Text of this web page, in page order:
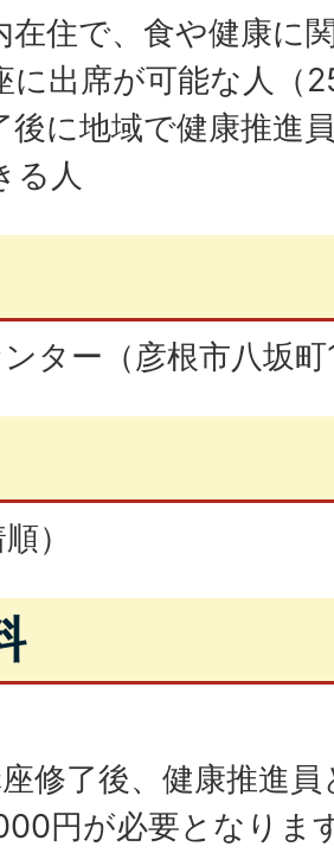
在住で、食や健康に
に出席が可能な人（
後に地域で健康推進
る人
ター（彦根市八坂
）
修了後、健康推進
円が必要となりま